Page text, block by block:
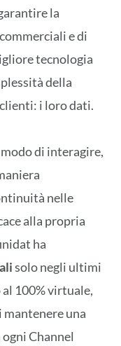
la
e di
tecnologia
della
i loro dati.
modo di interagire,
nelle
alla propria
ha
solo negli ultimi
100% virtuale,
mantenere una
ogni Channel